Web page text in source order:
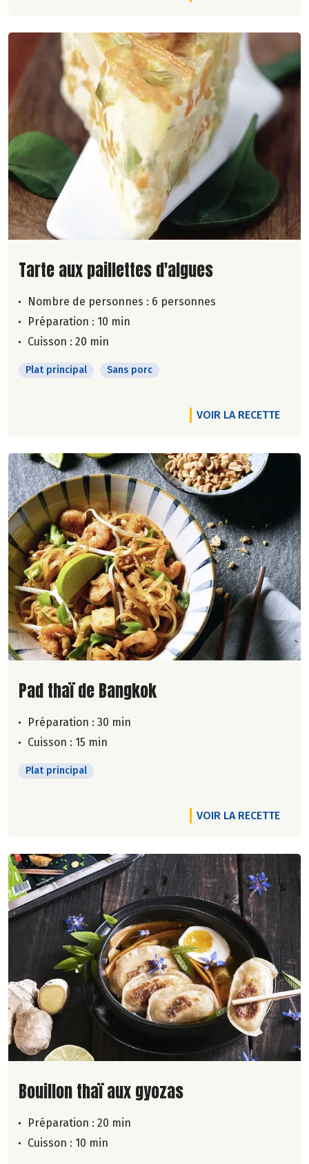
Lire la suite de la recette
Tarte aux paillettes d'algues
Nombre de personnes : 6 personnes
Préparation : 10 min
Cuisson : 20 min
Plat principal Sans porc
VOIR LA RECETTE
Lire la suite de la recette
Pad thaï de Bangkok
Préparation : 30 min
Cuisson : 15 min
Plat principal
VOIR LA RECETTE
Lire la suite de la recette
Bouillon thaï aux gyozas
Préparation : 20 min
Cuisson : 10 min